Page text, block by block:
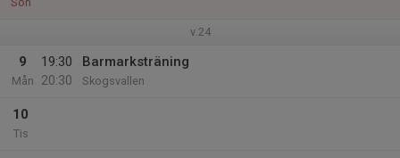
v.24
9
Mån
19:30
20:30
Barmarksträning
Skogsvallen
10
Tis